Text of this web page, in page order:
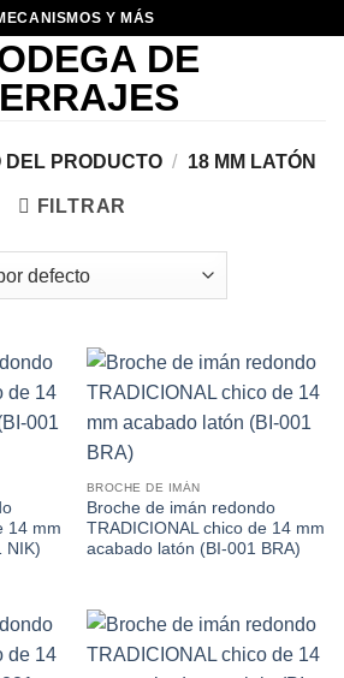
Y MÁS
DEL PRODUCTO / 18 MM LATÓN
FILTRAR
14 mm
NIK)
BROCHE DE IMÁN
Broche de imán redondo
TRADICIONAL chico de 14 mm
acabado latón (BI-001 BRA)